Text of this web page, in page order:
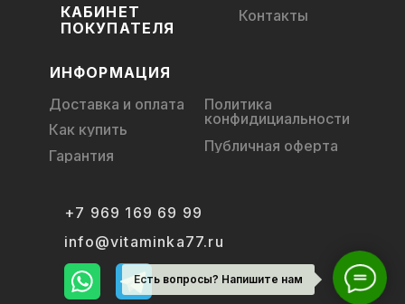
Есть вопросы? Напишите нам
КАБИНЕТ
ПОКУПАТЕЛЯ
Контакты
+7 969 169 69 99
info@vitaminka77.ru
ИНФОРМАЦИЯ
Доставка и оплата
Как купить
Политика
конфидициальности
Публичная оферта
Гарантия